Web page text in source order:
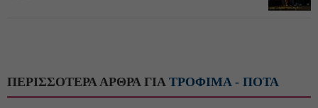
ΠΕΡΙΣΣΟΤΕΡΑ ΑΡΘΡΑ ΓΙΑ ΤΡΟΦΙΜΑ - ΠΟΤΑ